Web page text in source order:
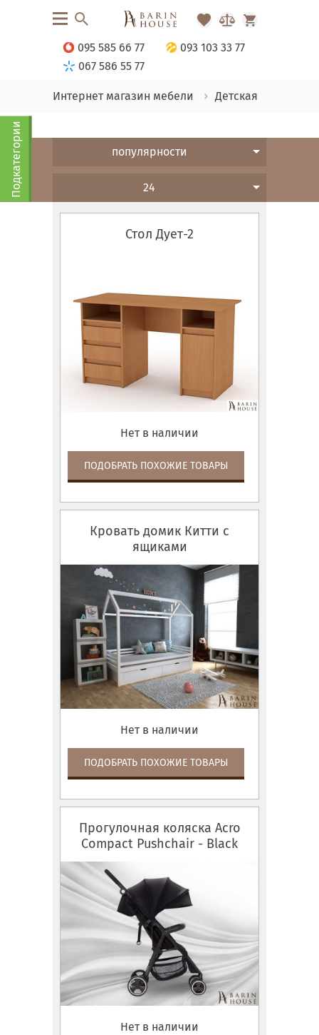
095 585 66 77
093 103 33 77
067 586 55 77
Интернет магазин мебели Детская
Подкатегории популярности
24
Стол Дует-2
Нет в наличии
ПОДОБРАТЬ ПОХОЖИЕ ТОВАРЫ
Кровать домик Китти с
ящиками
Нет в наличии
ПОДОБРАТЬ ПОХОЖИЕ ТОВАРЫ
Прогулочная коляска Acro
Compact Pushchair - Black
Нет в наличии